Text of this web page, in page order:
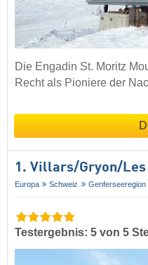
Die Engadin St. Moritz
Recht als Pioniere der
1. Villars/​Gryon/​
Europa Schweiz Genferseeregion
Testergebnis: 5 von 5